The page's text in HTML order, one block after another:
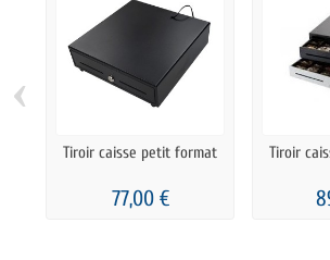
Tiroir caisse petit format
77,00 €
Tiroir
‹